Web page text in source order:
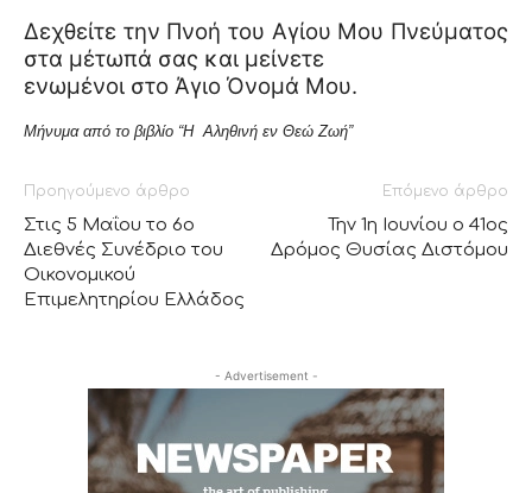
Δεχθείτε την Πνοή του Αγίου Μου Πνεύματος
στα μέτωπά σας και μείνετε
ενωμένοι στο Άγιο Όνομά Μου.
Μήνυμα από το βιβλίο “Η Αληθινή εν Θεώ Ζωή”
Προηγούμενο άρθρο
Στις 5 Μαΐου το 6ο
Διεθνές Συνέδριο του
Οικονομικού
Επιμελητηρίου Ελλάδος
Επόμενο άρθρο
Την 1η Ιουνίου ο 41ος
Δρόμος Θυσίας Διστόμου
- Advertisement -